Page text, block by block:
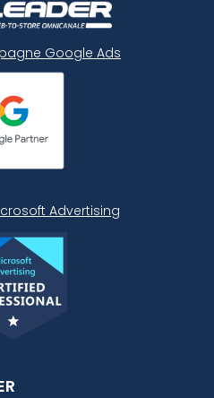
Google Ads
Advertising